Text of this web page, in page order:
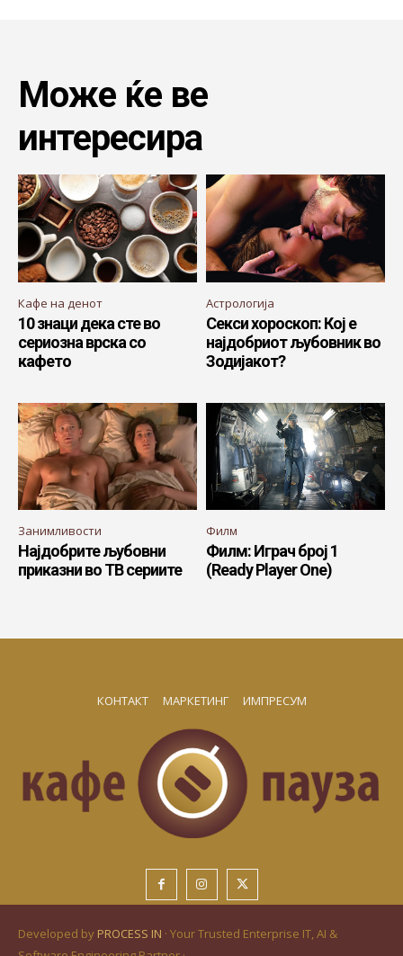
Може ќе ве
интересира
Кафе на денот
10 знаци дека сте во
сериозна врска со
кафето
Астрологија
Секси хороскоп: Кој е
најдобриот љубовник во
Зодијакот?
Занимливости
Најдобрите љубовни
приказни во ТВ сериите
Филм
Филм: Играч број 1
(Ready Player One)
КОНТАКТ МАРКЕТИНГ ИМПРЕСУМ
Developed by PROCESS IN · Your Trusted Enterprise IT, AI &